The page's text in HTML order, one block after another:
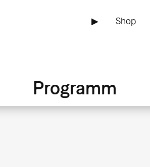
▶ Shop
Programm